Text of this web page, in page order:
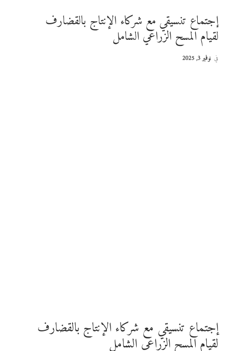
إجتماع تنسيقي مع شركاء الإنتاج بالقضارف
لقيام المسح الزراعي الشامل
في نوفمبر 3, 2025
إجتماع تنسيقي مع شركاء الإنتاج بالقضارف
لقيام المسح الزراعي الشامل